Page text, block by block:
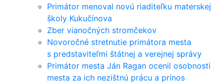
Primátor menoval novú riaditeľku materskej
školy Kukučínova
Zber vianočných stromčekov
Novoročné stretnutie primátora mesta
s predstaviteľmi štátnej a verejnej správy
Primátor mesta Ján Ragan ocenil osobnosti
mesta za ich nezištnú prácu a prínos